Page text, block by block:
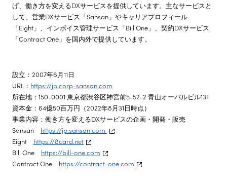
げ、働き方を変えるDXサービスを提供しています。主なサービスと
して、営業DXサービス「Sansan」やキャリアプロフィール
「Eight」、インボイス管理サービス「Bill One」、契約DXサービス
「Contract One」を国内外で提供しています。
設立：2007年6月11日
URL： https://jp.corp-sansan.com
所在地：150-0001 東京都渋谷区神宮前5-52-2 青山オーバルビル13F
資本金：64億50百万円（2022年8月31日時点）
事業内容：働き方を変えるDXサービスの企画・開発・販売
Sansan https://jp.sansan.com
Eight https://8card.net
Bill One https://bill-one.com
Contract One https://contract-one.com